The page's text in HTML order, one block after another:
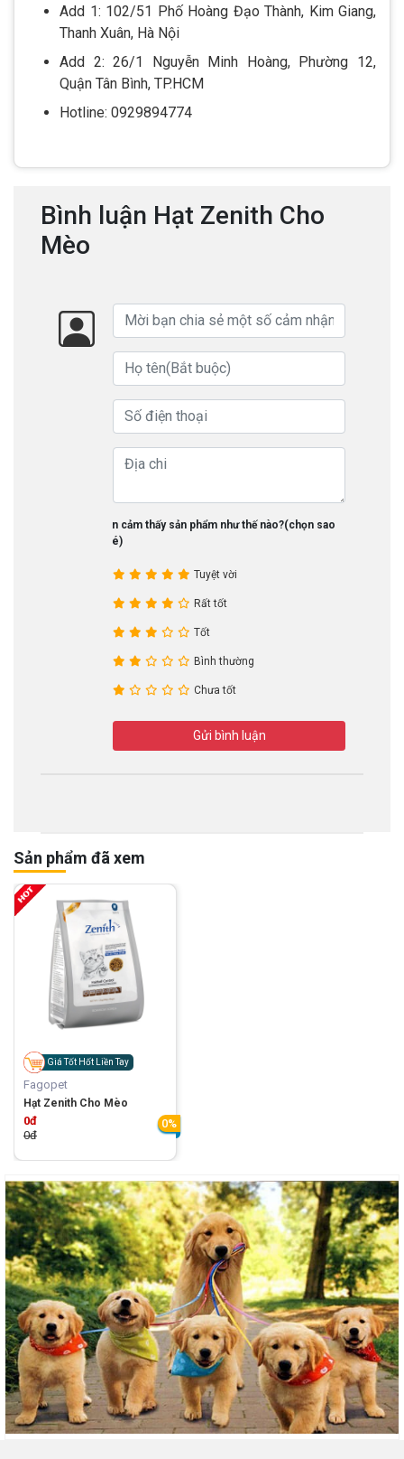
Add 1: 102/51 Phố Hoàng Đạo Thành, Kim Giang,
Thanh Xuân, Hà Nội
Add 2: 26/1 Nguyễn Minh Hoàng, Phường 12,
Quận Tân Bình, TP.HCM
Hotline: 0929894774
Bình luận Hạt Zenith Cho
Mèo
Bạn cảm thấy sản phẩm như thế nào?(chọn sao
nhé)
Tuyệt vời
Rất tốt
Tốt
Bình thường
Chưa tốt
Gửi bình luận
Sản phẩm đã xem
Giá Tốt Hốt Liền Tay
Fagopet
Hạt Zenith Cho Mèo
0đ
0đ
0%